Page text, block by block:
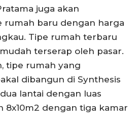
juga akan
rumah baru dengan harga
Tipe rumah terbaru
terserap oleh pasar.
tipe rumah yang
dibangun di Synthesis
lantai dengan luas
8x10m2 dengan tiga kamar